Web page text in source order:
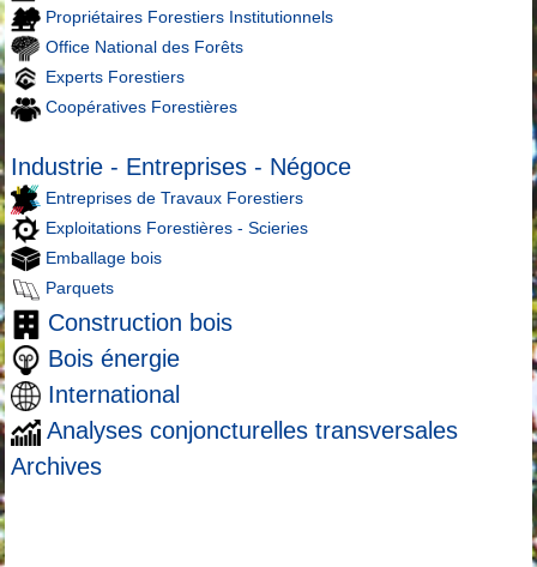
Propriétaires Forestiers Institutionnels
Office National des Forêts
Experts Forestiers
Coopératives Forestières
Industrie - Entreprises - Négoce
Entreprises de Travaux Forestiers
Exploitations Forestières - Scieries
Emballage bois
Parquets
Construction bois
Bois énergie
International
Analyses conjoncturelles transversales
Archives